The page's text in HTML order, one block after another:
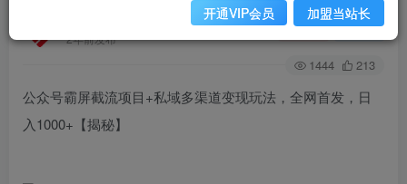
2年前发布
关注 私信
1444 213
公众号霸屏截流项目+私域多渠道变现玩法，全网首发，日
入1000+【揭秘】
开通VIP会员 加盟当站长